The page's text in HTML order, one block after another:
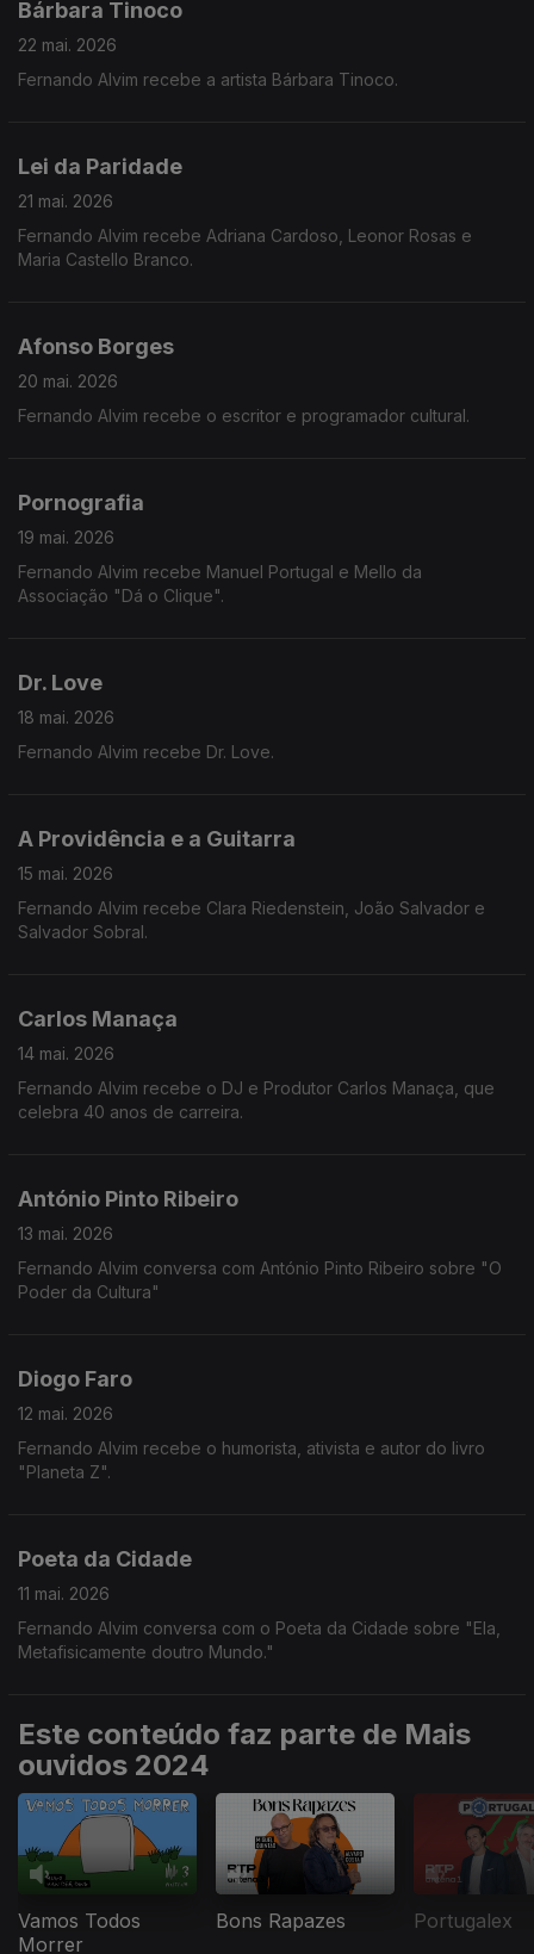
Bárbara Tinoco
22 mai. 2026
Fernando Alvim recebe a artista Bárbara Tinoco.
Lei da Paridade
21 mai. 2026
Fernando Alvim recebe Adriana Cardoso, Leonor Rosas e
Maria Castello Branco.
Afonso Borges
20 mai. 2026
Fernando Alvim recebe o escritor e programador cultural.
Pornografia
19 mai. 2026
Fernando Alvim recebe Manuel Portugal e Mello da
Associação "Dá o Clique".
Dr. Love
18 mai. 2026
Fernando Alvim recebe Dr. Love.
A Providência e a Guitarra
15 mai. 2026
Fernando Alvim recebe Clara Riedenstein, João Salvador e
Salvador Sobral.
Carlos Manaça
14 mai. 2026
Fernando Alvim recebe o DJ e Produtor Carlos Manaça, que
celebra 40 anos de carreira.
António Pinto Ribeiro
13 mai. 2026
Fernando Alvim conversa com António Pinto Ribeiro sobre "O
Poder da Cultura"
Diogo Faro
12 mai. 2026
Fernando Alvim recebe o humorista, ativista e autor do livro
"Planeta Z".
Poeta da Cidade
11 mai. 2026
Fernando Alvim conversa com o Poeta da Cidade sobre "Ela,
Metafisicamente doutro Mundo."
Este conteúdo faz parte de Mais
ouvidos 2024
Vamos Todos
Morrer
Bons Rapazes Portugalex